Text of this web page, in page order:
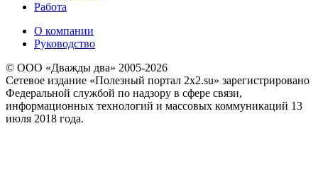
Работа
О компании
Руководство
© ООО «Дважды два» 2005-2026
Сетевое издание «Полезный портал 2x2.su» зарегистрировано
Федеральной службой по надзору в сфере связи,
информационных технологий и массовых коммуникаций 13
июля 2018 года.